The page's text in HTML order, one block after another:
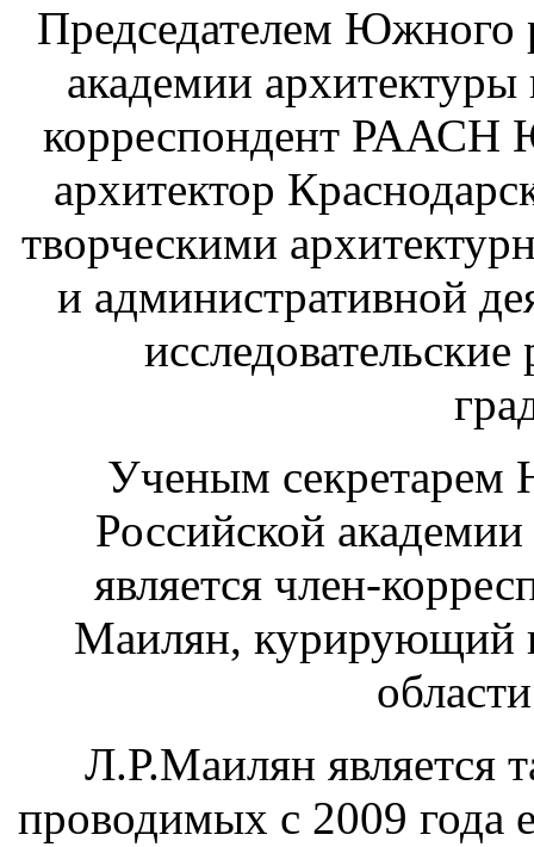
Председателем Южного
академии архитектуры
корреспондент РААСН
архитектор
творческими
и административной
Ученым секретарем
Российской
является член-
Маилян, курирующий
Л.Р.Маилян является
проводимых с 2009 года